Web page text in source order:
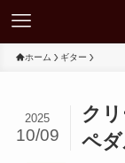
ホーム ギター
ク
ペ
2025
10/09